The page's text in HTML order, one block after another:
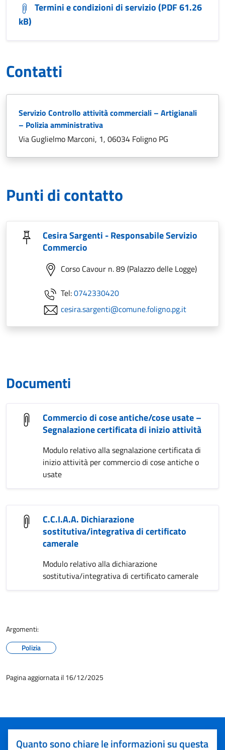
Termini e condizioni di servizio (PDF 61.26
kB)
Contatti
Servizio Controllo attività commerciali – Artigianali
– Polizia amministrativa
Via Guglielmo Marconi, 1, 06034 Foligno PG
Punti di contatto
Cesira Sargenti - Responsabile Servizio
Commercio
Corso Cavour n. 89 (Palazzo delle Logge)
Tel:0742330420
cesira.sargenti@comune.foligno.pg.it
Documenti
Commercio di cose antiche/cose usate –
Segnalazione certificata di inizio attività
Modulo relativo alla segnalazione certificata di
inizio attività per commercio di cose antiche o
usate
C.C.I.A.A. Dichiarazione
sostitutiva/integrativa di certificato
camerale
Modulo relativo alla dichiarazione
sostitutiva/integrativa di certificato camerale
Argomenti:
Polizia
Pagina aggiornata il 16/12/2025
Quanto sono chiare le informazioni su questa